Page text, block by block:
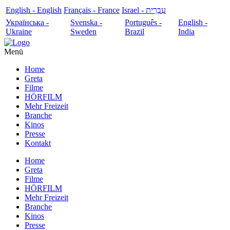
English - English Français - France
עִבְרִית - Israel
Українська -
Ukraine
Svenska -
Sweden
Português -
Brazil
English -
India
Menü
Home
Greta
Filme
HÖRFILM
Mehr Freizeit
Branche
Kinos
Presse
Kontakt
Home
Greta
Filme
HÖRFILM
Mehr Freizeit
Branche
Kinos
Presse